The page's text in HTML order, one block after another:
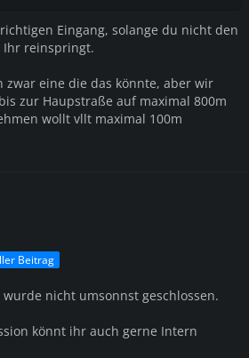
Eingang, solange du nicht den
Ihr reinspringt.
zwar eine die das könnte, aber wir
zur Haupstraße auf maximal 800m
wollt vllt maximal 100m
Beitrag
nicht umsonnst geschlossen.
könnt ihr auch gerne Intern